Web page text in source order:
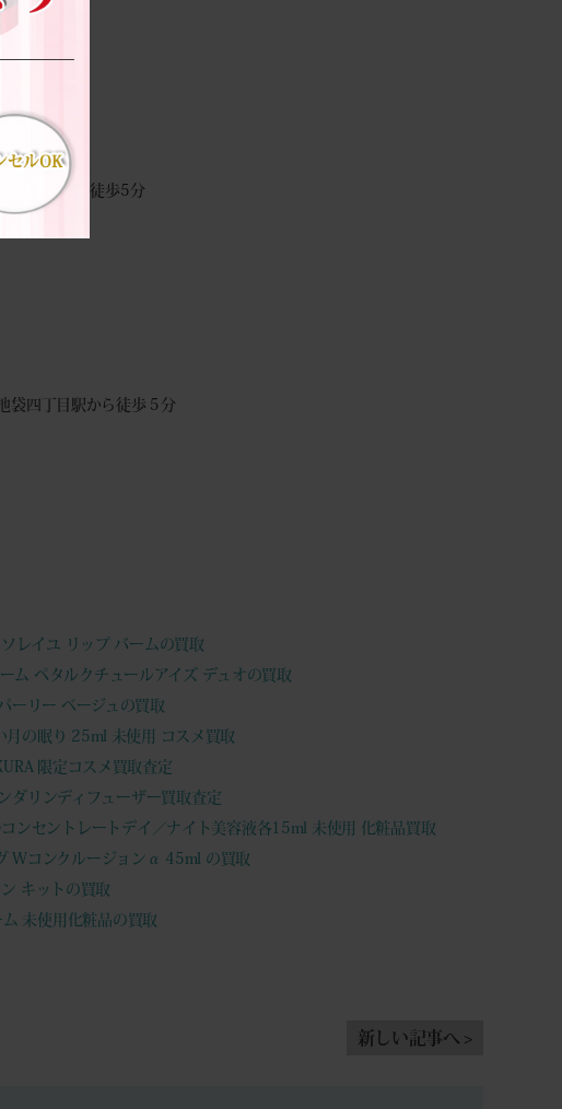
参道駅から徒歩5分
袋四丁目駅から徒歩５分
レイユ リップ バームの買取
ム ペタルクチュールアイズ デュオの買取
ーリー ベージュの買取
月の眠り 25ml 未使用 コスメ買取
限定コスメ買取査定
ダリンディフューザー買取査定
ンセントレートデイ／ナイト美容液各15ml 未使用 化粧品買取
Wコンクルージョンα 45ml の買取
キットの買取
ム 未使用化粧品の買取
新しい記事へ >